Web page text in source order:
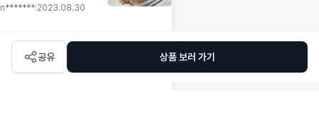
간식용으로 딱이네요 사진
n******* 2023.08.30
공유 상품 보러 가기